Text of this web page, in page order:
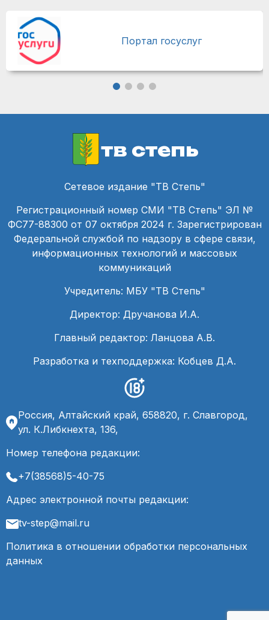
Портал госуслуг
тв степь
Сетевое издание "ТВ Степь"
Регистрационный номер СМИ "ТВ Степь" ЭЛ №
ФС77-88300 от 07 октября 2024 г. Зарегистрирован
Федеральной службой по надзору в сфере связи,
информационных технологий и массовых
коммуникаций
Учредитель: МБУ "ТВ Степь"
Директор: Дручанова И.А.
Главный редактор: Ланцова А.В.
Разработка и техподдержка: Кобцев Д.А.
Россия, Алтайский край, 658820, г. Славгород,
ул. К.Либкнехта, 136,
Номер телефона редакции:
+7(38568)5-40-75
Адрес электронной почты редакции:
tv-step@mail.ru
Политика в отношении обработки персональных
данных